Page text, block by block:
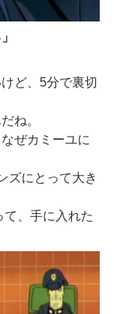
ど、5分で裏切
ね。
ぜカミーユに
ズにとって大き
て、手に入れた